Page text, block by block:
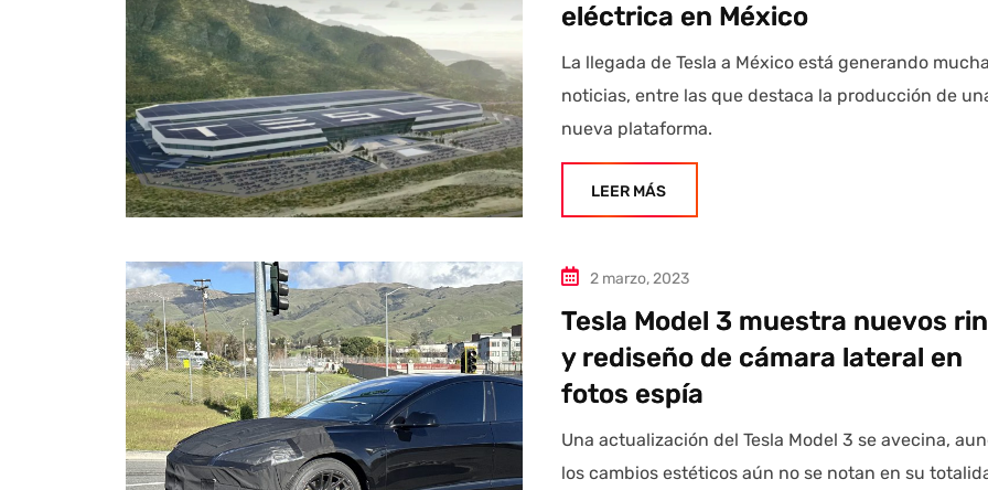
eléctrica en México
La llegada de Tesla a México está generando
noticias, entre las que destaca la producción de
nueva plataforma.
LEER MÁS
2 marzo, 2023
Tesla Model 3 muestra nuevos
y rediseño de cámara lateral en
fotos espía
Una actualización del Tesla Model 3 se avecina,
los cambios estéticos aún no se notan en su